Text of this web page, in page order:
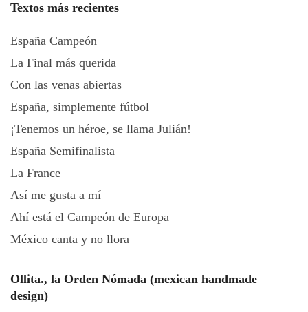
Textos más recientes
España Campeón
La Final más querida
Con las venas abiertas
España, simplemente fútbol
¡Tenemos un héroe, se llama Julián!
España Semifinalista
La France
Así me gusta a mí
Ahí está el Campeón de Europa
México canta y no llora
Ollita., la Orden Nómada (mexican handmade
design)